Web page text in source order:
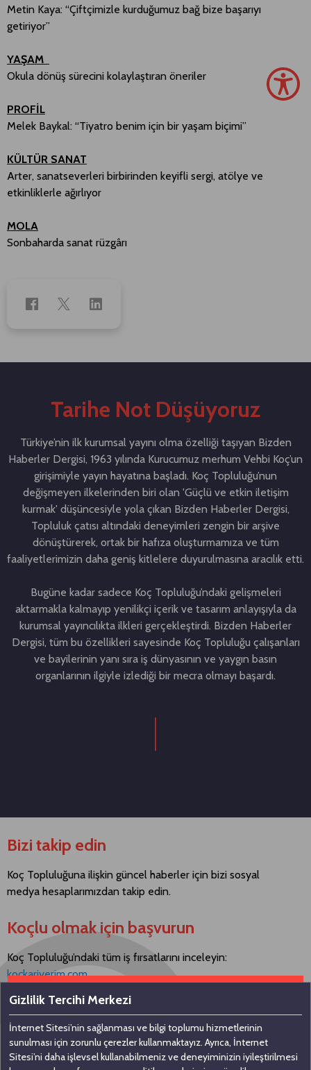
Metin Kaya: “Çiftçimizle kurduğumuz bağ bize başarıyı
getiriyor”
YAŞAM
Okula dönüş sürecini kolaylaştıran öneriler
PROFİL
Melek Baykal: “Tiyatro benim için bir yaşam biçimi”
KÜLTÜR SANAT
Arter, sanatseverleri birbirinden keyifli sergi, atölye ve
etkinliklerle ağırlıyor
MOLA
Sonbaharda sanat rüzgârı
Tarihe Not Düşüyoruz
Türkiye’nin ilk kurumsal yayını olma özelliği taşıyan Bizden
Haberler Dergisi, 1963 yılında Kurucumuz merhum Vehbi Koç’un
girişimiyle yayın hayatına başladı. Koç Topluluğu’nun
değişmeyen ilkelerinden biri olan 'Güçlü ve etkin iletişim
kurmak' düşüncesiyle yola çıkan Bizden Haberler Dergisi,
Topluluk çatısı altındaki deneyimleri zengin bir arşive
dönüştürerek, ortak bir hafıza oluşturmamıza ve tüm
faaliyetlerimizin daha geniş kitlelere duyurulmasına aracılık etti.
Bugüne kadar sadece Koç Topluluğu’ndaki gelişmeleri
aktarmakla kalmayıp yenilikçi içerik ve tasarım anlayışıyla da
kurumsal yayıncılıkta ilkleri gerçekleştirdi. Bizden Haberler
Dergisi, tüm bu özellikleri sayesinde Koç Topluluğu çalışanları
ve bayilerinin yanı sıra iş dünyasının ve yaygın basın
organlarının ilgiyle izlediği bir mecra olmayı başardı.
Bizi takip edin
Koç Topluluğuna ilişkin güncel haberler için bizi sosyal
medya hesaplarımızdan takip edin.
Koçlu olmak için başvurun
Koç Topluluğu’ndaki tüm iş fırsatlarını inceleyin:
kockariyerim.com
Bizimle iletişime geçin
Gizlilik Tercihi Merkezi
İnternet Sitesi’nin sağlanması ve bilgi toplumu hizmetlerinin
sunulması için zorunlu çerezler kullanmaktayız. Ayrıca, İnternet
Sitesi’ni daha işlevsel kullanabilmeniz ve deneyiminizin iyileştirilmesi